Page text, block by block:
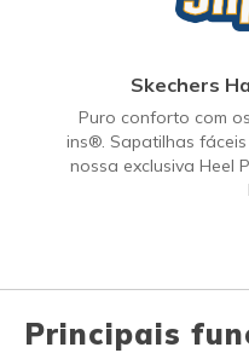
Skechers
Puro conforto com
ins®. Sapatilhas
nossa exclusiva Heel
Principais